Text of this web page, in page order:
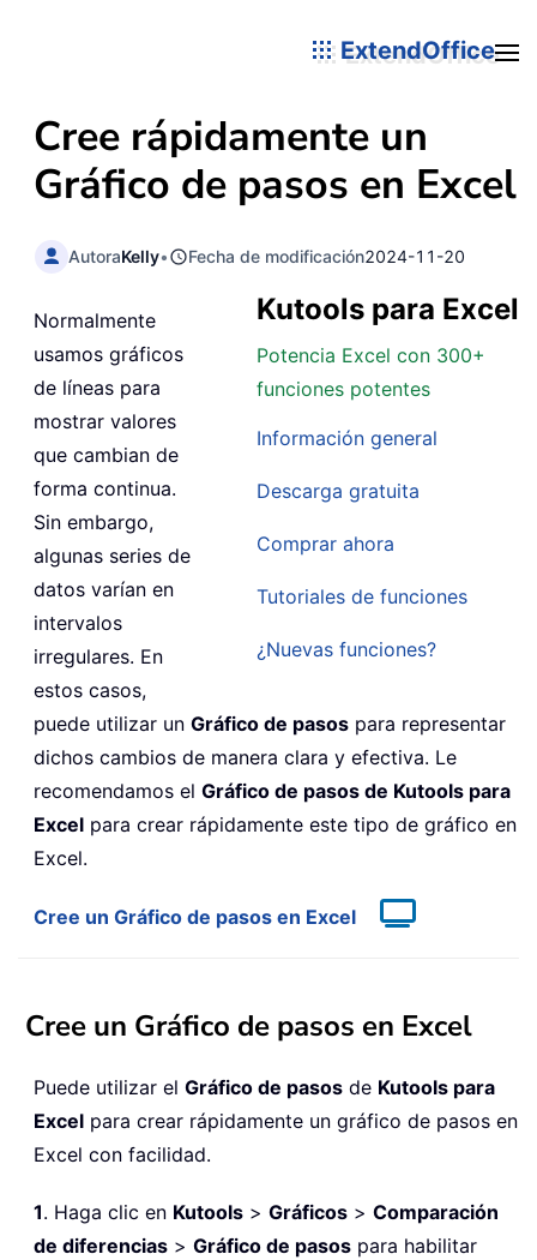
ExtendOffice
Cree rápidamente un
Gráfico de pasos en Excel
AutoraKelly• Fecha de modificación2024-11-20
Kutools para Excel
Potencia Excel con 300+
funciones potentes
Información general
Descarga gratuita
Comprar ahora
Tutoriales de funciones
¿Nuevas funciones?
Normalmente
usamos gráficos
de líneas para
mostrar valores
que cambian de
forma continua.
Sin embargo,
algunas series de
datos varían en
intervalos
irregulares. En
estos casos,
puede utilizar un Gráfico de pasos para representar
dichos cambios de manera clara y efectiva. Le
recomendamos el Gráfico de pasos de Kutools para
Excel para crear rápidamente este tipo de gráfico en
Excel.
Cree un Gráfico de pasos en Excel
Cree un Gráfico de pasos en Excel
Puede utilizar el Gráfico de pasos de Kutools para
Excel para crear rápidamente un gráfico de pasos en
Excel con facilidad.
1. Haga clic en Kutools > Gráficos > Comparación
de diferencias > Gráfico de pasos para habilitar